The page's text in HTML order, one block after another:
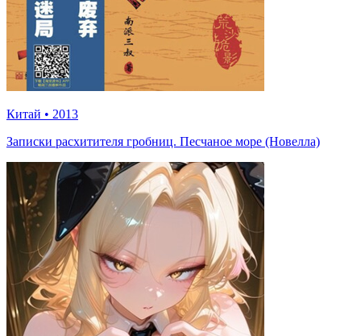
Китай • 2013
Записки расхитителя гробниц. Песчаное море (Новелла)